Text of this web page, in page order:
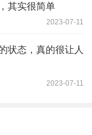
其实很简单
2023-07-11
状态，真的很让人
2023-07-11